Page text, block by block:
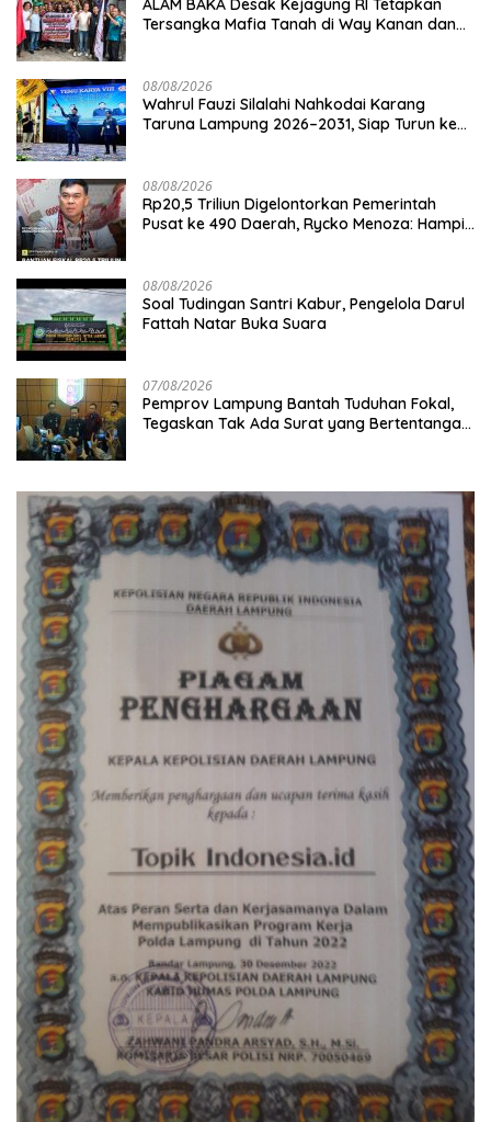
ALAM BAKA Desak Kejagung RI Tetapkan
Tersangka Mafia Tanah di Way Kanan dan
08/08/2026
Wahrul Fauzi Silalahi Nahkodai Karang
Taruna Lampung 2026–2031, Siap Turun ke
08/08/2026
Rp20,5 Triliun Digelontorkan Pemerintah
Pusat ke 490 Daerah, Rycko Menoza: Hampir
08/08/2026
Soal Tudingan Santri Kabur, Pengelola Darul
Fattah Natar Buka Suara
07/08/2026
Pemprov Lampung Bantah Tuduhan Fokal,
Tegaskan Tak Ada Surat yang Bertentangan